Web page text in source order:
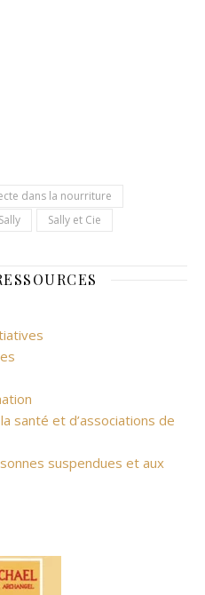
dans la nourriture
Sally Sally et Cie
santé et d’associations de
suspendues et aux